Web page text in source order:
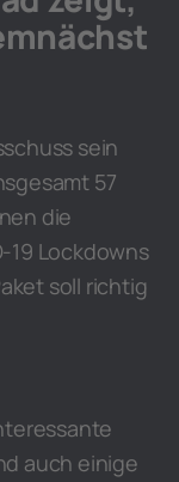
sein
57
die
19 Lockdowns
soll richtig
auch einige